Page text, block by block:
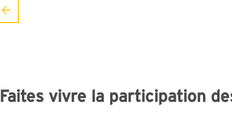
Faites vivre la participation